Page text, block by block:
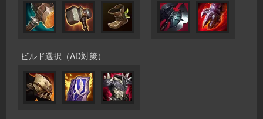
ビルド選択（AD対策）